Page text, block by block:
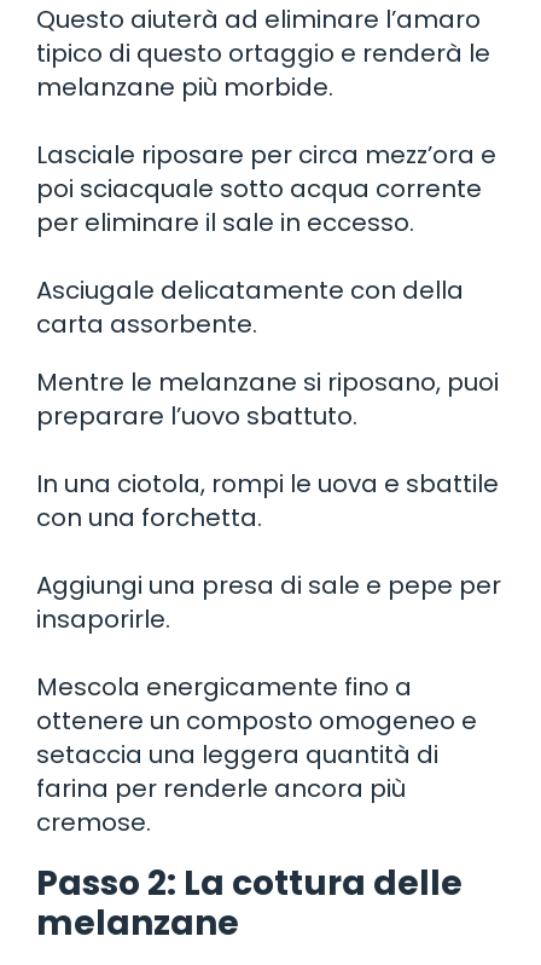
Questo aiuterà ad eliminare l’amaro
tipico di questo ortaggio e renderà le
melanzane più morbide.
Lasciale riposare per circa mezz’ora e
poi sciacquale sotto acqua corrente
per eliminare il sale in eccesso.
Asciugale delicatamente con della
carta assorbente.
Mentre le melanzane si riposano, puoi
preparare l’uovo sbattuto.
In una ciotola, rompi le uova e sbattile
con una forchetta.
Aggiungi una presa di sale e pepe per
insaporirle.
Mescola energicamente fino a
ottenere un composto omogeneo e
setaccia una leggera quantità di
farina per renderle ancora più
cremose.
Passo 2: La cottura delle
melanzane